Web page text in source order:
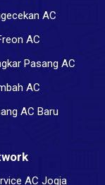
AC
AC
Pasang AC
AC
AC Baru
AC Jogja